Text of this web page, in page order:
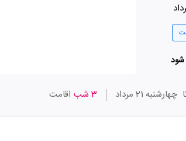
شود
چهارشنبه 21 مرداد 3 شب اقامت